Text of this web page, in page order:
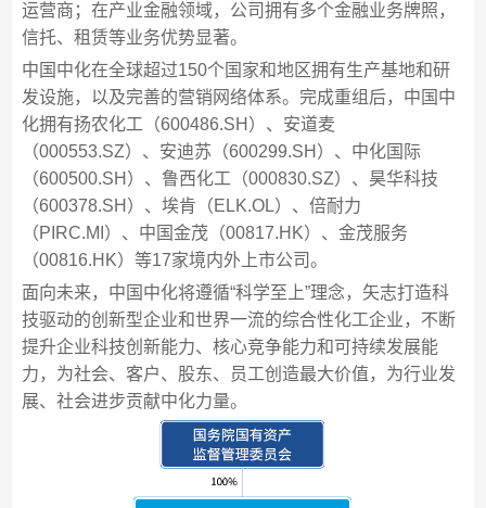
运营商；在产业金融领域，公司拥有多个金融业务牌照，
信托、租赁等业务优势显著。
中国中化在全球超过150个国家和地区拥有生产基地和研
发设施，以及完善的营销网络体系。完成重组后，中国中
化拥有扬农化工（600486.SH）、安道麦
（000553.SZ）、安迪苏（600299.SH）、中化国际
（600500.SH）、鲁西化工（000830.SZ）、昊华科技
（600378.SH）、埃肯（ELK.OL）、倍耐力
（PIRC.MI）、中国金茂（00817.HK）、金茂服务
（00816.HK）等17家境内外上市公司。
面向未来，中国中化将遵循“科学至上”理念，矢志打造科
技驱动的创新型企业和世界一流的综合性化工企业，不断
提升企业科技创新能力、核心竞争能力和可持续发展能
力，为社会、客户、股东、员工创造最大价值，为行业发
展、社会进步贡献中化力量。